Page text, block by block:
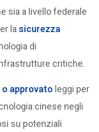
sia a livello federale
lasicurezza
di
critiche.
approvato leggi per
cinese negli
su potenziali